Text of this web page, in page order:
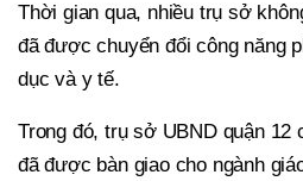
Thời gian qua, nhiều trụ sở
đã được chuyển đổi công năng
dục và y tế.
Trong đó, trụ sở UBND quận 12
đã được bàn giao cho ngành